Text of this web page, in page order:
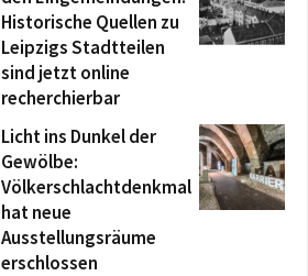
Historische Quellen zu
Leipzigs Stadtteilen
sind jetzt online
recherchierbar
Licht ins Dunkel der
Gewölbe:
Völkerschlachtdenkmal
hat neue
Ausstellungsräume
erschlossen